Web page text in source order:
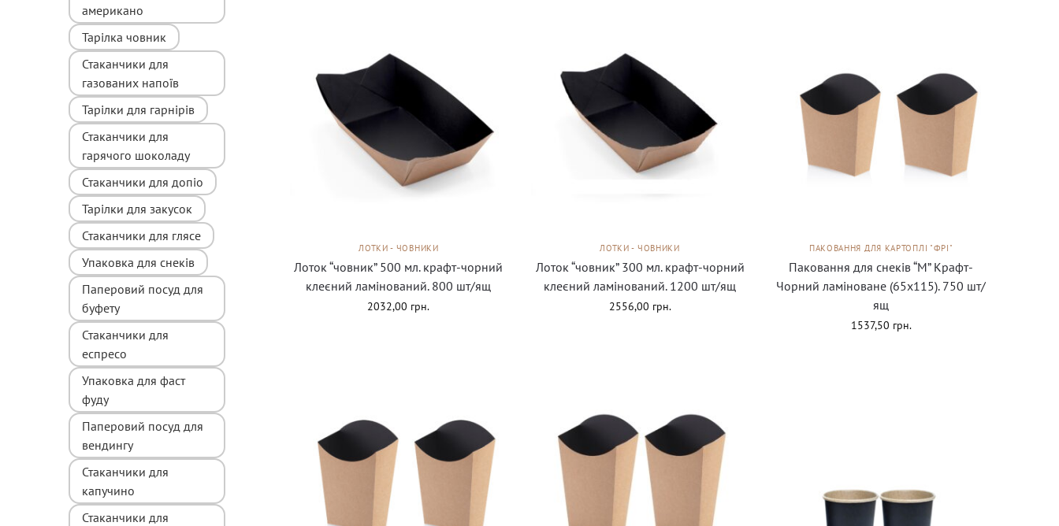
ЛОТКИ - ЧОВНИКИ
Лоток “човник” 500 мл. крафт-чорний
клеєний ламінований. 800 шт/ящ
2032,00 грн.
ЛОТКИ - ЧОВНИКИ
Лоток “човник” 300 мл. крафт-чорний
клеєний ламінований. 1200 шт/ящ
2556,00 грн.
ПАКОВАННЯ ДЛЯ КАРТОПЛІ "ФРІ"
Паковання для снеків “М” Крафт-
Чорний ламіноване (65х115). 750 шт/
ящ
1537,50 грн.
американо
Тарілка човник
Стаканчики для
газованих напоїв
Тарілки для гарнірів
Стаканчики для
гарячого шоколаду
Стаканчики для допіо
Тарілки для закусок
Стаканчики для глясе
Упаковка для снеків
Паперовий посуд для
буфету
Стаканчики для
еспресо
Упаковка для фаст
фуду
Паперовий посуд для
вендингу
Стаканчики для
капучино
Стаканчики для